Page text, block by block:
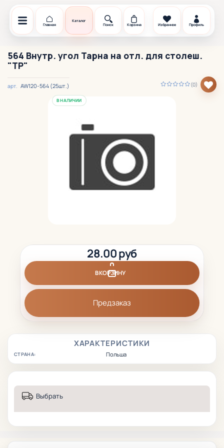
Главная
Каталог
Поиск
Корзина Избранное Профиль
564 Внутр. угол Тарна на отл. для столеш.
"TP"
(0)
арт. AW120-564 (25шт.)
В НАЛИЧИИ
ХАРАКТЕРИСТИКИ
СТРАНА: Польша
28.00 руб
В КОРЗИНУ
Предзаказ
Выбрать